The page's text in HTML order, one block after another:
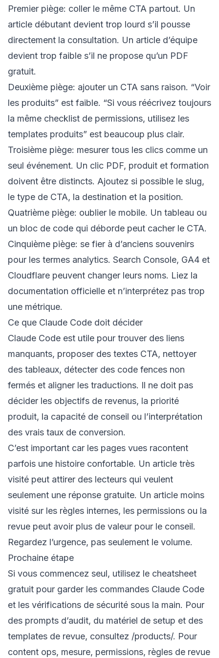
Premier piège: coller le même CTA partout. Un
article débutant devient trop lourd s’il pousse
directement la consultation. Un article d’équipe
devient trop faible s’il ne propose qu’un PDF
gratuit.
Deuxième piège: ajouter un CTA sans raison. “Voir
les produits” est faible. “Si vous réécrivez toujours
la même checklist de permissions, utilisez les
templates produits” est beaucoup plus clair.
Troisième piège: mesurer tous les clics comme un
seul événement. Un clic PDF, produit et formation
doivent être distincts. Ajoutez si possible le slug,
le type de CTA, la destination et la position.
Quatrième piège: oublier le mobile. Un tableau ou
un bloc de code qui déborde peut cacher le CTA.
Cinquième piège: se fier à d’anciens souvenirs
pour les termes analytics. Search Console, GA4 et
Cloudflare peuvent changer leurs noms. Liez la
documentation officielle et n’interprétez pas trop
une métrique.
Ce que Claude Code doit décider
Claude Code est utile pour trouver des liens
manquants, proposer des textes CTA, nettoyer
des tableaux, détecter des code fences non
fermés et aligner les traductions. Il ne doit pas
décider les objectifs de revenus, la priorité
produit, la capacité de conseil ou l’interprétation
des vrais taux de conversion.
C’est important car les pages vues racontent
parfois une histoire confortable. Un article très
visité peut attirer des lecteurs qui veulent
seulement une réponse gratuite. Un article moins
visité sur les règles internes, les permissions ou la
revue peut avoir plus de valeur pour le conseil.
Regardez l’urgence, pas seulement le volume.
Prochaine étape
Si vous commencez seul, utilisez le cheatsheet
gratuit pour garder les commandes Claude Code
et les vérifications de sécurité sous la main. Pour
des prompts d’audit, du matériel de setup et des
templates de revue, consultez /products/. Pour
content ops, mesure, permissions, règles de revue